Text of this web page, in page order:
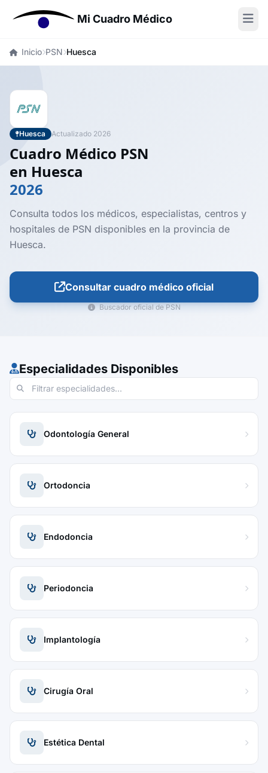
Mi Cuadro Médico
Inicio PSN Huesca
Huesca Actualizado 2026
Cuadro Médico PSN
en Huesca
2026
Consulta todos los médicos, especialistas, centros y
hospitales de PSN disponibles en la provincia de
Huesca.
Consultar cuadro médico oficial
Buscador oficial de PSN
Especialidades Disponibles
Odontología General
Ortodoncia
Endodoncia
Periodoncia
Implantología
Cirugía Oral
Estética Dental